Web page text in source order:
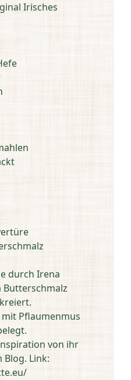
Irisches
durch Irena
Butterschmalz
Pflaumenmus
von ihr
Blog. Link: